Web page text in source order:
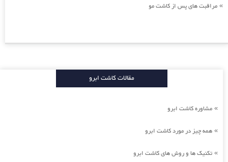
» مراقبت های پس از کاشت مو
مقالات کاشت ابرو
» مشاوره کاشت ابرو
» همه چیز در مورد کاشت ابرو
» تکنیک ها و روش های کاشت ابرو